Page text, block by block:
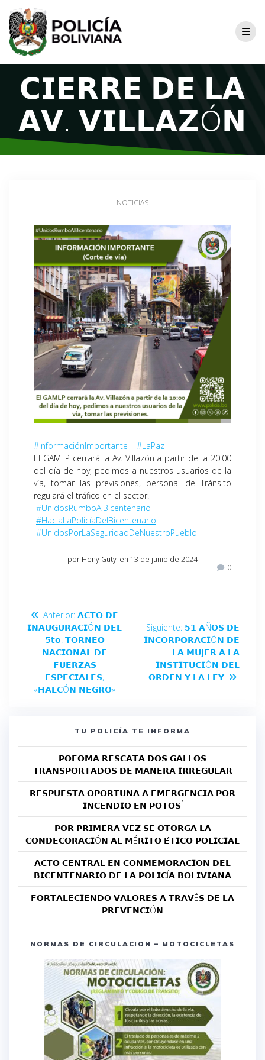
𝗖𝗜𝗘𝗥𝗥𝗘 𝗗𝗘 𝗟𝗔
𝗔𝗩. 𝗩𝗜𝗟𝗟𝗔𝗭Ó𝗡
NOTICIAS
#InformaciónImportante | #LaPaz
El GAMLP cerrará la Av. Villazón a partir de la 20:00
del día de hoy, pedimos a nuestros usuarios de la
vía, tomar las previsiones, personal de Tránsito
regulará el tráfico en el sector.
#UnidosRumboAlBicentenario
#HaciaLaPolicíaDelBicentenario
#UnidosPorLaSeguridadDeNuestroPueblo
por Heny Guty en 13 de junio de 2024
0
Anterior: 𝗔𝗖𝗧𝗢 𝗗𝗘
𝗜𝗡𝗔𝗨𝗚𝗨𝗥𝗔𝗖𝗜Ó𝗡 𝗗𝗘𝗟
𝟱𝘁𝗼. 𝗧𝗢𝗥𝗡𝗘𝗢
𝗡𝗔𝗖𝗜𝗢𝗡𝗔𝗟 𝗗𝗘
𝗙𝗨𝗘𝗥𝗭𝗔𝗦
𝗘𝗦𝗣𝗘𝗖𝗜𝗔𝗟𝗘𝗦,
«𝗛𝗔𝗟𝗖Ó𝗡 𝗡𝗘𝗚𝗥𝗢»
Siguiente: 𝟱𝟭 𝗔Ñ𝗢𝗦 𝗗𝗘
𝗜𝗡𝗖𝗢𝗥𝗣𝗢𝗥𝗔𝗖𝗜Ó𝗡 𝗗𝗘
𝗟𝗔 𝗠𝗨𝗝𝗘𝗥 𝗔 𝗟𝗔
𝗜𝗡𝗦𝗧𝗜𝗧𝗨𝗖𝗜Ó𝗡 𝗗𝗘𝗟
𝗢𝗥𝗗𝗘𝗡 𝗬 𝗟𝗔 𝗟𝗘𝗬
TU POLICÍA TE INFORMA
𝗣𝗢𝗙𝗢𝗠𝗔 𝗥𝗘𝗦𝗖𝗔𝗧𝗔 𝗗𝗢𝗦 𝗚𝗔𝗟𝗟𝗢𝗦
𝗧𝗥𝗔𝗡𝗦𝗣𝗢𝗥𝗧𝗔𝗗𝗢𝗦 𝗗𝗘 𝗠𝗔𝗡𝗘𝗥𝗔 𝗜𝗥𝗥𝗘𝗚𝗨𝗟𝗔𝗥
𝗥𝗘𝗦𝗣𝗨𝗘𝗦𝗧𝗔 𝗢𝗣𝗢𝗥𝗧𝗨𝗡𝗔 𝗔 𝗘𝗠𝗘𝗥𝗚𝗘𝗡𝗖𝗜𝗔 𝗣𝗢𝗥
𝗜𝗡𝗖𝗘𝗡𝗗𝗜𝗢 𝗘𝗡 𝗣𝗢𝗧𝗢𝗦Í
𝗣𝗢𝗥 𝗣𝗥𝗜𝗠𝗘𝗥𝗔 𝗩𝗘𝗭 𝗦𝗘 𝗢𝗧𝗢𝗥𝗚𝗔 𝗟𝗔
𝗖𝗢𝗡𝗗𝗘𝗖𝗢𝗥𝗔𝗖𝗜Ó𝗡 𝗔𝗟 𝗠É𝗥𝗜𝗧𝗢 𝗘́𝗧𝗜𝗖𝗢 𝗣𝗢𝗟𝗜𝗖𝗜𝗔𝗟
𝗔𝗖𝗧𝗢 𝗖𝗘𝗡𝗧𝗥𝗔𝗟 𝗘𝗡 𝗖𝗢𝗡𝗠𝗘𝗠𝗢𝗥𝗔𝗖𝗜𝗢𝗡 𝗗𝗘𝗟
𝗕𝗜𝗖𝗘𝗡𝗧𝗘𝗡𝗔𝗥𝗜𝗢 𝗗𝗘 𝗟𝗔 𝗣𝗢𝗟𝗜𝗖Í𝗔 𝗕𝗢𝗟𝗜𝗩𝗜𝗔𝗡𝗔
𝗙𝗢𝗥𝗧𝗔𝗟𝗘𝗖𝗜𝗘𝗡𝗗𝗢 𝗩𝗔𝗟𝗢𝗥𝗘𝗦 𝗔 𝗧𝗥𝗔𝗩É𝗦 𝗗𝗘 𝗟𝗔
𝗣𝗥𝗘𝗩𝗘𝗡𝗖𝗜Ó𝗡
NORMAS DE CIRCULACION – MOTOCICLETAS